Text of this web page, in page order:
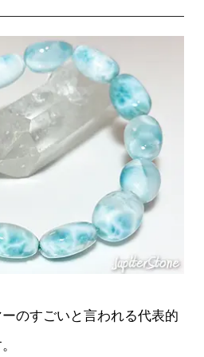
のすごいと言われる代表的